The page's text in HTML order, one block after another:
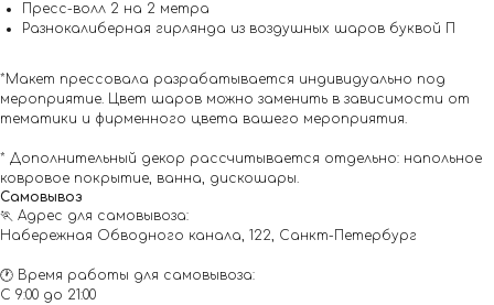
Пресс-волл 2 на 2 метра
Разнокалиберная гирлянда из воздушных шаров буквой П
*Макет прессовала разрабатывается индивидуально под
мероприятие. Цвет шаров можно заменить в зависимости от
тематики и фирменного цвета вашего мероприятия.
* Дополнительный декор рассчитывается отдельно: напольное
ковровое покрытие, ванна, дискошары.
Самовывоз
🏃 Адрес для самовывоза:
Набережная Обводного канала, 122, Санкт-Петербург
🕐 Время работы для самовывоза:
С 9:00 до 21:00